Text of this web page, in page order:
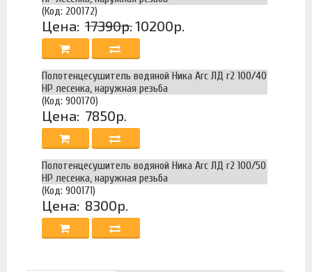
(Код: 200172)
Цена: 17390р.10200р.
Полотенцесушитель водяной Ника Arc ЛД г2 100/40
НР лесенка, наружная резьба
(Код: 900170)
Цена: 7850р.
Полотенцесушитель водяной Ника Arc ЛД г2 100/50
НР лесенка, наружная резьба
(Код: 900171)
Цена: 8300р.